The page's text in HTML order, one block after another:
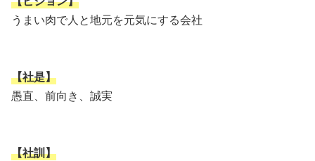
うまい肉で人と地元を元気にする会社
【社是】
愚直、前向き、誠実
【社訓】